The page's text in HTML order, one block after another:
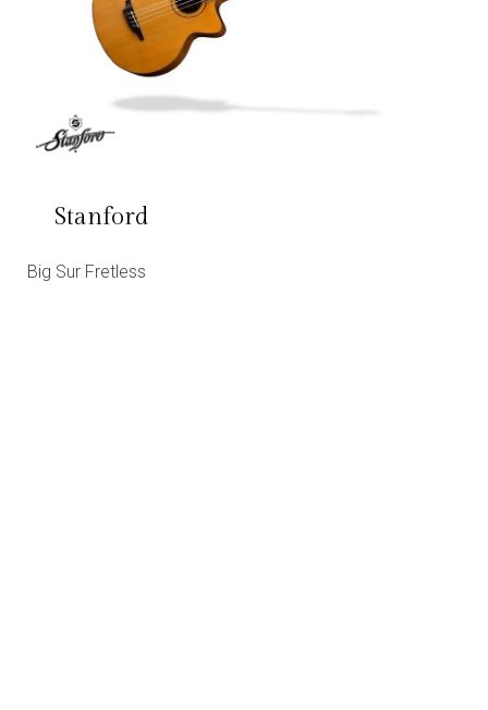
Stanford
Big Sur Fretless